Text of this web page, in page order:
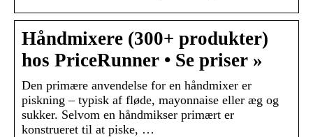
Håndmixere (300+ produkter)
hos PriceRunner • Se priser »
Den primære anvendelse for en håndmixer er
piskning – typisk af fløde, mayonnaise eller æg og
sukker. Selvom en håndmikser primært er
konstrueret til at piske, …